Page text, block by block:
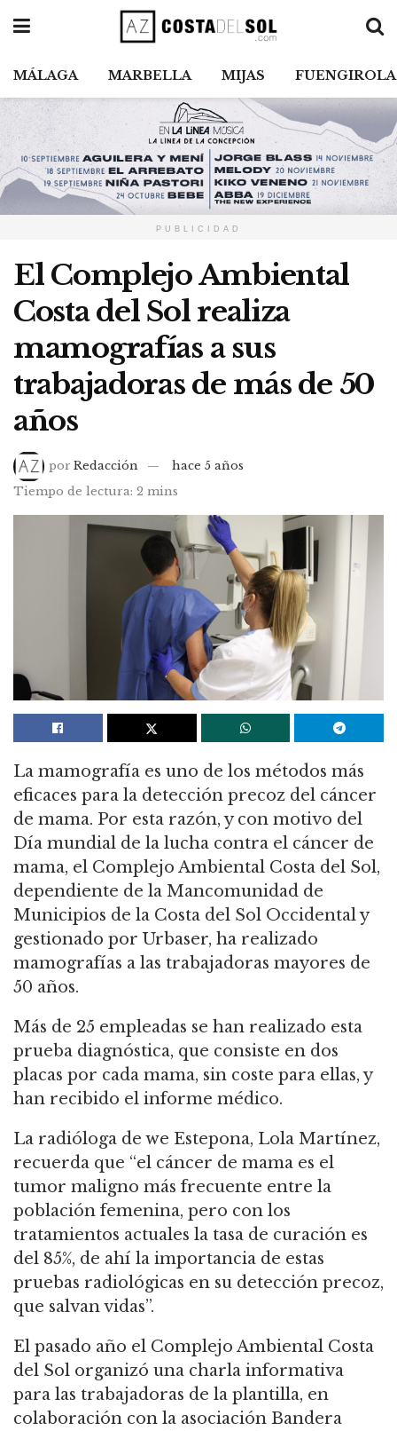
MÁLAGA MARBELLA MIJAS FUENGIROLA
PUBLICIDAD
El Complejo Ambiental
Costa del Sol realiza
mamografías a sus
trabajadoras de más de 50
años
por Redacción
hace 5 años
Tiempo de lectura: 2 mins
La mamografía es uno de los métodos más
eficaces para la detección precoz del cáncer
de mama. Por esta razón, y con motivo del
Día mundial de la lucha contra el cáncer de
mama, el Complejo Ambiental Costa del Sol,
dependiente de la Mancomunidad de
Municipios de la Costa del Sol Occidental y
gestionado por Urbaser, ha realizado
mamografías a las trabajadoras mayores de
50 años.
Más de 25 empleadas se han realizado esta
prueba diagnóstica, que consiste en dos
placas por cada mama, sin coste para ellas, y
han recibido el informe médico.
La radióloga de we Estepona, Lola Martínez,
recuerda que “el cáncer de mama es el
tumor maligno más frecuente entre la
población femenina, pero con los
tratamientos actuales la tasa de curación es
del 85%, de ahí la importancia de estas
pruebas radiológicas en su detección precoz,
que salvan vidas”.
El pasado año el Complejo Ambiental Costa
del Sol organizó una charla informativa
para las trabajadoras de la plantilla, en
colaboración con la asociación Bandera